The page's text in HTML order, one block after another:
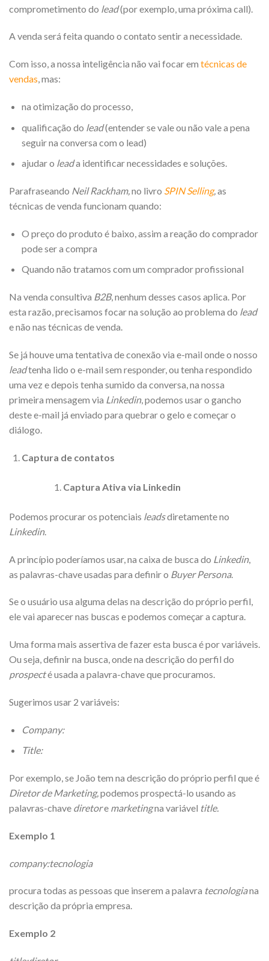
comprometimento do lead(por exemplo, uma próxima call).
A venda será feita quando o contato sentir a necessidade.
Com isso, a nossa inteligência não vai focar em técnicas de
vendas, mas:
na otimização do processo,
qualificação do lead(entender se vale ou não vale a pena
seguir na conversa com o lead)
ajudar o leada identificar necessidades e soluções.
Parafraseando Neil Rackham,no livro SPIN Selling,as
técnicas de venda funcionam quando:
O preço do produto é baixo, assim a reação do comprador
pode ser a compra
Quando não tratamos com um comprador profissional
Na venda consultiva B2B, nenhum desses casos aplica. Por
esta razão, precisamos focar na solução ao problema do lead
e não nas técnicas de venda.
Se já houve uma tentativa de conexão via e-mail onde o nosso
leadtenha lido o e-mail sem responder, ou tenha respondido
uma vez e depois tenha sumido da conversa, na nossa
primeira mensagem via Linkedin, podemos usar o gancho
deste e-mail já enviado para quebrar o gelo e começar o
diálogo.
Captura de contatos
Captura Ativa via Linkedin
Podemos procurar os potenciais leadsdiretamente no
Linkedin.
A princípio poderíamos usar, na caixa de busca do Linkedin,
as palavras-chave usadas para definir o Buyer Persona.
Se o usuário usa alguma delas na descrição do próprio perfil,
ele vai aparecer nas buscas e podemos começar a captura.
Uma forma mais assertiva de fazer esta busca é por variáveis.
Ou seja, definir na busca, onde na descrição do perfil do
prospecté usada a palavra-chave que procuramos.
Sugerimos usar 2 variáveis:
Company:
Title:
Por exemplo, se João tem na descrição do próprio perfil que é
Diretor de Marketing,podemos prospectá-lo usando as
palavras-chave diretore marketingna variável title.
Exemplo 1
company:tecnologia
procura todas as pessoas que inserem a palavra tecnologiana
descrição da própria empresa.
Exemplo 2